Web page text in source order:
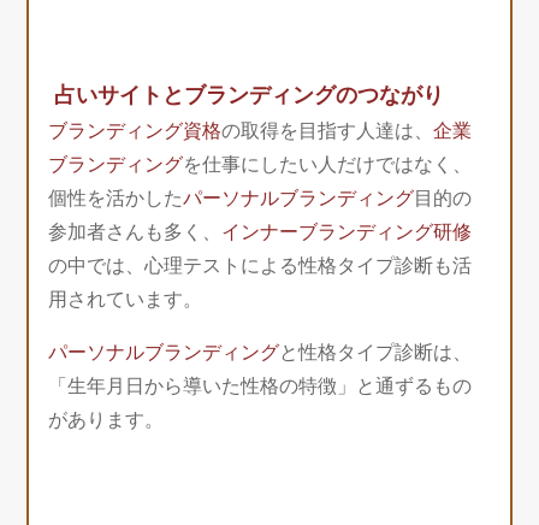
占いサイトとブランディングのつながり
ブランディング資格の取得を目指す人達は、企業
ブランディングを仕事にしたい人だけではなく、
個性を活かしたパーソナルブランディング目的の
参加者さんも多く、 インナーブランディング研修
の中では、心理テストによる性格タイプ診断も活
用されています。
パーソナルブランディングと性格タイプ診断は、
「生年月日から導いた性格の特徴」と通ずるもの
があります。